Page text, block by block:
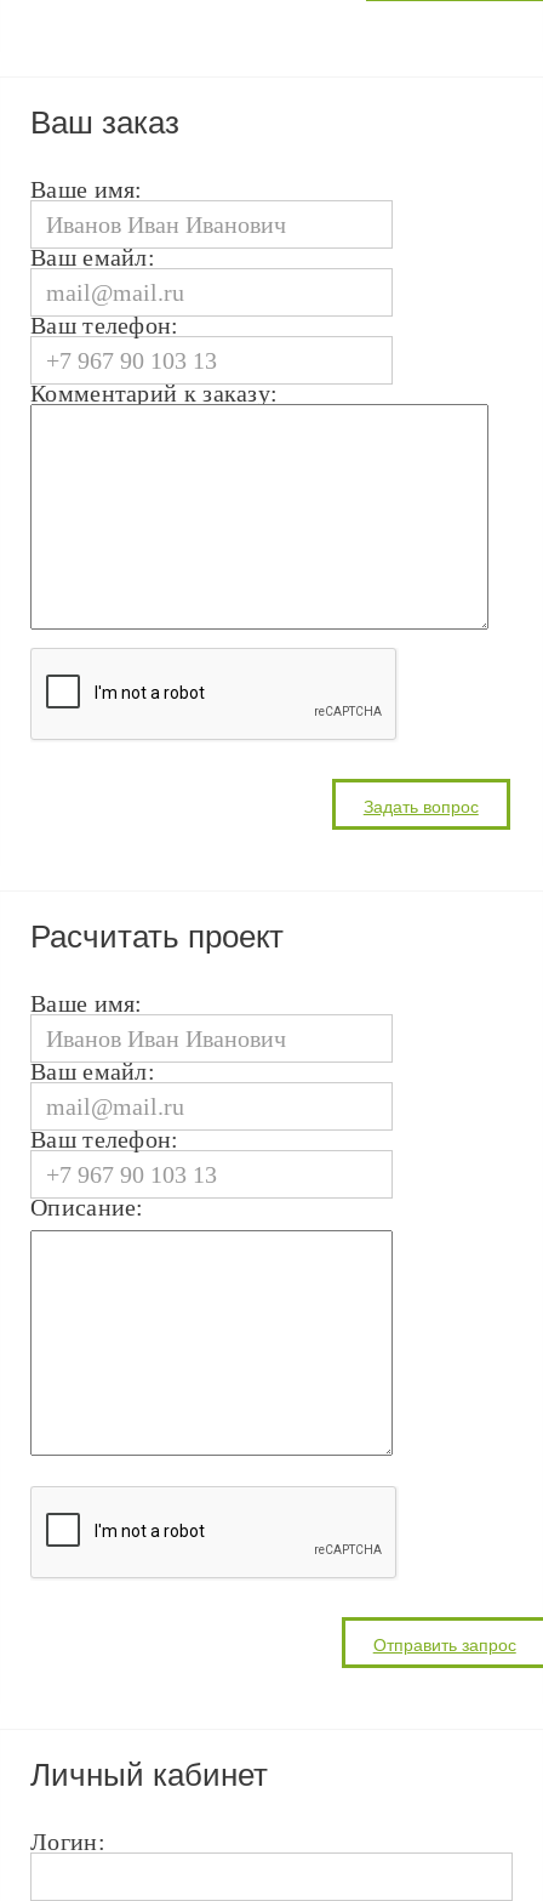
Ваш заказ
Ваше имя:
Ваш емайл:
Ваш телефон:
Комментарий к заказу:
Расчитать проект
Ваше имя:
Ваш емайл:
Ваш телефон:
Описание:
Личный кабинет
Логин: